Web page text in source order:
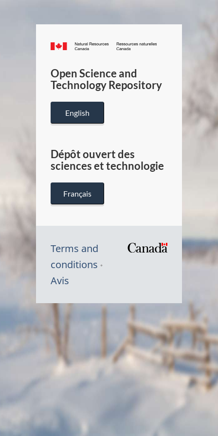
Canada.ca
/
Canada
Open Science and
Technology Repository
English
Dépôt ouvert des
sciences et technologie
Français
Terms and
conditions
Avis
Symbole
Canada